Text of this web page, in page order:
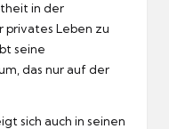
in der
privates Leben zu
seine
das nur auf der
sich auch in seinen